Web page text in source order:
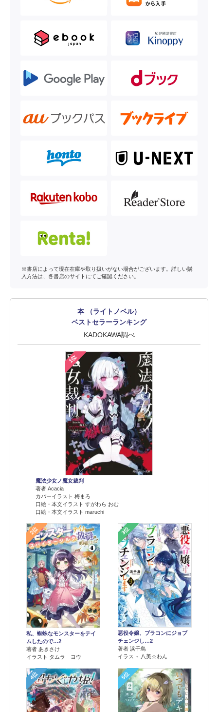
※書店によって現在在庫や取り扱いがない場合がございます。詳しい購
入方法は、各書店のサイトにてご確認ください。
本 （ライトノベル）
ベストセラーランキング
KADOKAWA調べ
1位
魔法少女ノ魔女裁判
著者 Acacia
カバーイラスト 梅まろ
口絵・本文イラスト すがわら おむ
口絵・本文イラスト maruchi
2位
私、蜘蛛なモンスターをテイ
ムしたので…2
著者 あきさけ
イラスト タムラ ヨウ
3位
悪役令嬢、ブラコンにジョブ
チェンジし…2
著者 浜千鳥
イラスト 八美☆わん
4位 5位